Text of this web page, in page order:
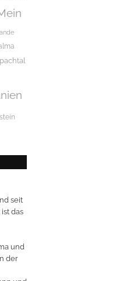
seit
das
und
der